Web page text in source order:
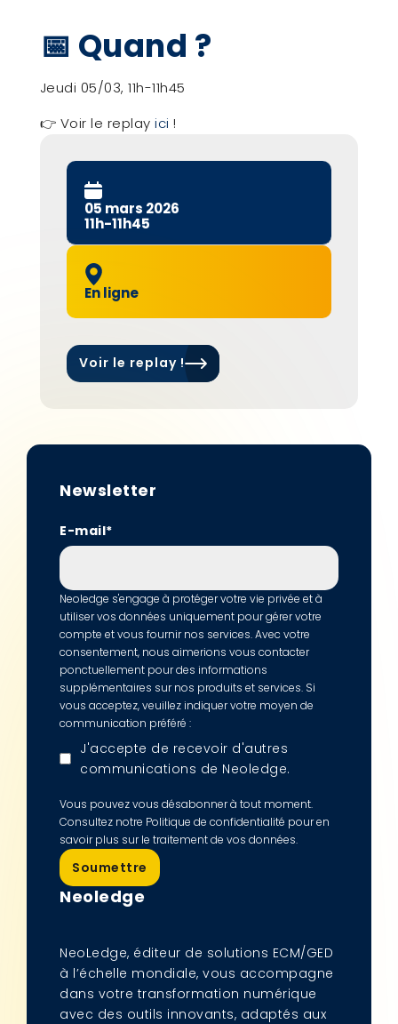
📅 Quand ?
Jeudi 05/03, 11h-11h45
👉 Voir le replayici !
05 mars 2026
11h-11h45
En ligne
Voir le replay !
Newsletter
E-mail*
Neoledge s'engage à protéger votre vie privée et à
utiliser vos données uniquement pour gérer votre
compte et vous fournir nos services. Avec votre
consentement, nous aimerions vous contacter
ponctuellement pour des informations
supplémentaires sur nos produits et services. Si
vous acceptez, veuillez indiquer votre moyen de
communication préféré :
J'accepte de recevoir d'autres
communications de Neoledge.
Vous pouvez vous désabonner à tout moment.
Consultez notre Politique de confidentialité pour en
savoir plus sur le traitement de vos données.
Neoledge
NeoLedge, éditeur de solutions ECM/GED
à l’échelle mondiale, vous accompagne
dans votre transformation numérique
avec des outils innovants, adaptés aux